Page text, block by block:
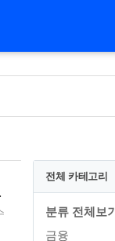
보기
전체 카테고리
분류 전체보기
금융